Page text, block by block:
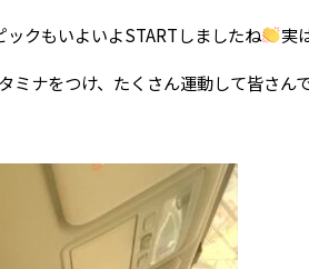
クもいよいよSTARTしましたね
実
ミナをつけ、たくさん運動して皆さん